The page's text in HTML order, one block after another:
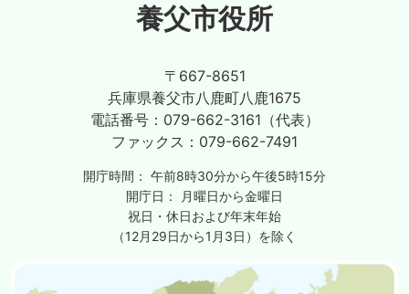
養父市役所
〒667-8651
兵庫県養父市八鹿町八鹿1675
電話番号： 079-662-3161（代表）
ファックス： 079-662-7491
開庁時間： 午前8時30分から午後5時15分
開庁日：
月曜日から金曜日
祝日・休日および年末年始
（12月29日から1月3日）を除く